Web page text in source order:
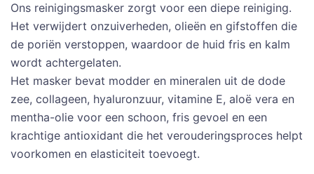
was:
€19.95.
is:
€7.95.
Ons reinigingsmasker zorgt voor een diepe reiniging.
Het verwijdert onzuiverheden, olieën en gifstoffen die
de poriën verstoppen, waardoor de huid fris en kalm
wordt achtergelaten.
Het masker bevat modder en mineralen uit de dode
zee, collageen, hyaluronzuur, vitamine E, aloë vera en
mentha-olie voor een schoon, fris gevoel en een
krachtige antioxidant die het verouderingsproces helpt
voorkomen en elasticiteit toevoegt.